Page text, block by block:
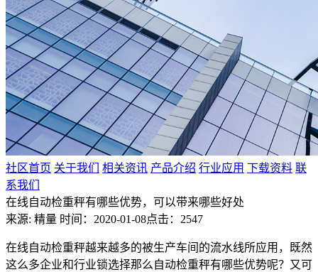
社区首页 关于我们 相关资讯 产品介绍 行业应用 下载资料 联
系我们
在线自动检重秤有哪些优势，可以带来哪些好处
来源: 精量 时间：2020-01-08点击：2547
在线自动检重秤越来越多的被生产车间的流水线所应用，既然
这么多企业和行业锁选择那么自动检重秤有哪些优势呢？又可